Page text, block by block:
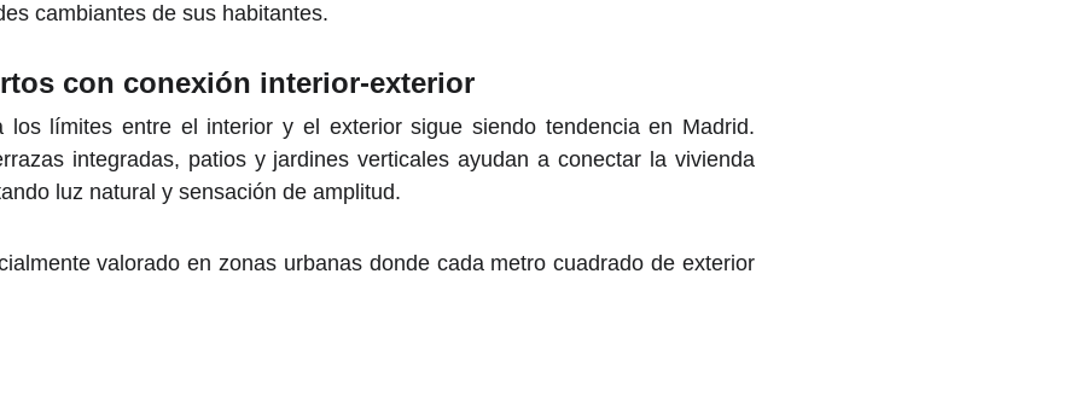
cambiantes de sus habitantes.
con conexión interior-exterior
los límites entre el interior y el exterior sigue siendo tendencia en Madrid.
integradas, patios y jardines verticales ayudan a conectar la vivienda
luz natural y sensación de amplitud.
valorado en zonas urbanas donde cada metro cuadrado de exterior